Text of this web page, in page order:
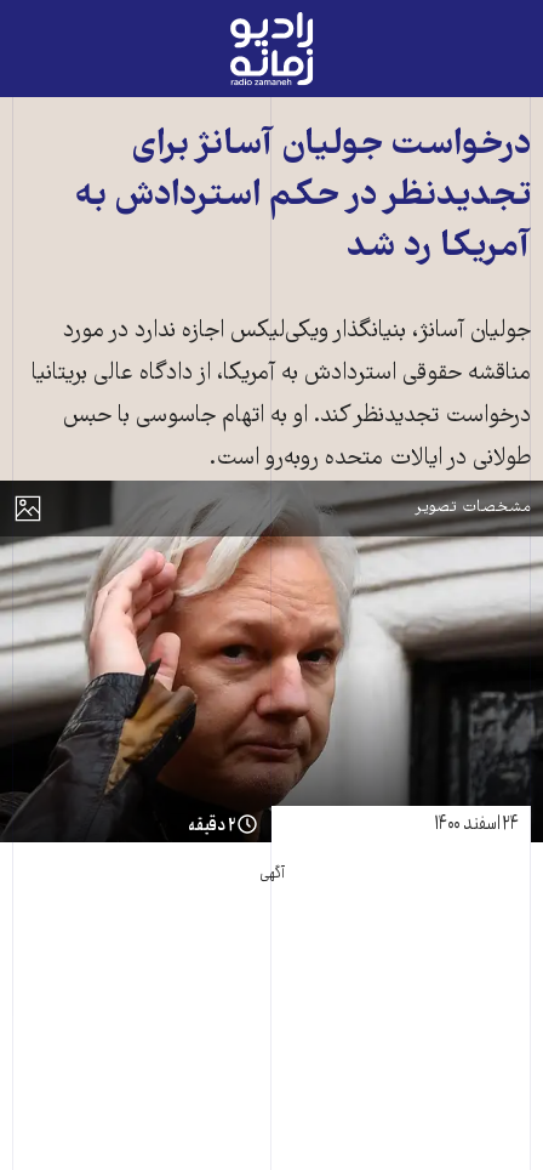
رادیو
زمانه
صفحه
اصلی
درخواست جولیان آسانژ برای
تجدیدنظر در حکم استردادش به
آمریکا رد شد
جولیان آسانژ، بنیانگذار ویکی‌لیکس اجازه ندارد در مورد
مناقشه حقوقی استردادش به آمریکا، از دادگاه عالی بریتانیا
درخواست تجدیدنظر کند. او به اتهام جاسوسی با حبس
طولانی در ایالات متحده روبه‌رو است.
نمایش
مشخصات تصویر
جولیان آسانژ، بنیانگذار ویکی‌لیکس ـ عکس از خبرگزاری فرانسه
۲۴ اسفند ۱۴۰۰ ۲ دقیقه
آگهی